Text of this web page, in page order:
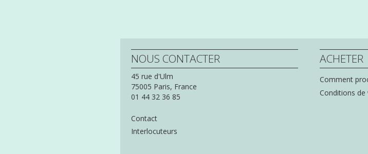
NOUS CONTACTER
45 rue d'Ulm
75005 Paris, France
01 44 32 36 85
Contact
Interlocuteurs
ACHETER
Comment
Conditions de